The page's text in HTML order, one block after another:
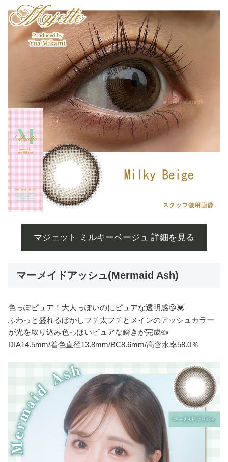
マジェット ミルキーベージュ 詳細を見る
マーメイドアッシュ(Mermaid Ash)
色っぽピュア！大人っぽいのにピュアな透明感😘💓
ふわっと盛れるぼかしフチ太フチとメインのアッシュカラー
が光を取り込み色っぽいピュアな瞬きが完成👍
DIA14.5mm/着色直径13.8mm/BC8.6mm/高含水率58.0％